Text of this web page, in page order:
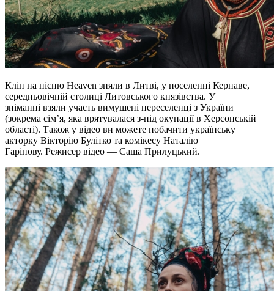
Кліп на пісню Heaven зняли в Литві, у поселенні Кернаве,
середньовічній столиці Литовського князівства. У
зніманні взяли участь вимушені переселенці з України
(зокрема сім’я, яка врятувалася з-під окупації в Херсонській
області). Також у відео ви можете побачити українську
акторку Вікторію Булітко та комікесу Наталію
Гаріпову. Режисер відео — Саша Прилуцький.